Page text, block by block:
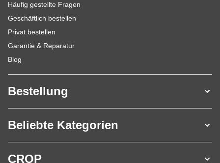
Häufig gestellte Fragen
Geschäftlich bestellen
Privat bestellen
Garantie & Reparatur
Blog
Bestellung
Beliebte Kategorien
CROP